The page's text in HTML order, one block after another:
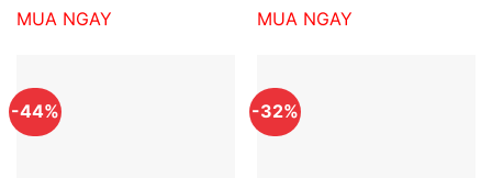
2,257,200₫.
MUA NGAY
2,462,400₫.
MUA NGAY
-44% -32%